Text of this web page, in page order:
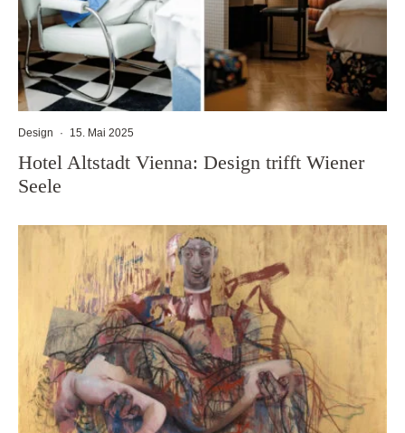
Design · 15. Mai 2025
Hotel Altstadt Vienna: Design trifft Wiener
Seele